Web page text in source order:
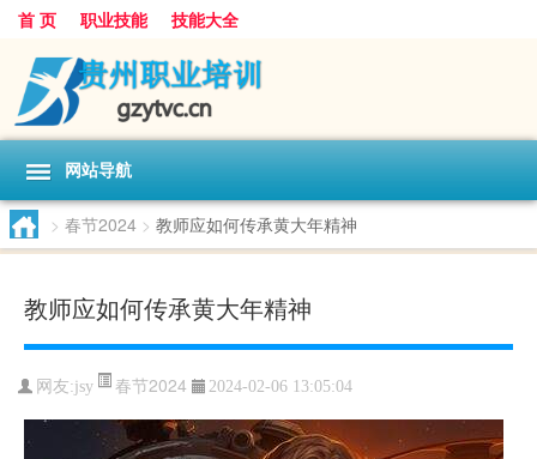
首 页 职业技能 技能大全
网站导航
> 春节2024 > 教师应如何传承黄大年精神
教师应如何传承黄大年精神
网友:jsy 春节2024 2024-02-06 13:05:04